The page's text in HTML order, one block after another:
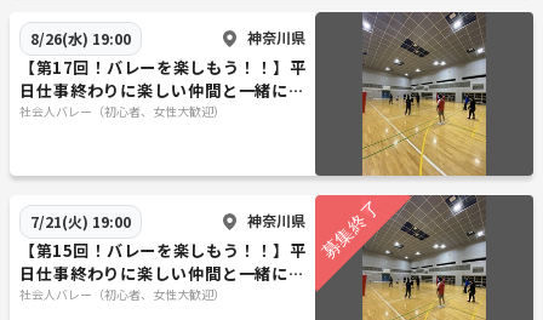
8/26(水) 19:00 神奈川県
【第17回！バレーを楽しもう！！】平
日仕事終わりに楽しい仲間と一緒に汗
を流すバレーイベント🏐✨
社会人バレー（初心者、女性大歓迎）
7/21(火) 19:00 神奈川県
【第15回！バレーを楽しもう！！】平
日仕事終わりに楽しい仲間と一緒に汗
を流すバレーイベント🏐✨
社会人バレー（初心者、女性大歓迎）